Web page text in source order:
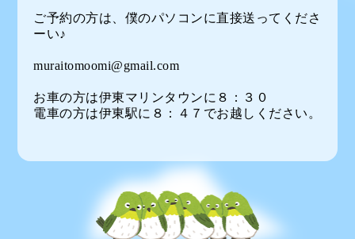
ご予約の方は、僕のパソコンに直接送ってくださ
ーい♪
muraitomoomi@gmail.com
お車の方は伊東マリンタウンに８：３０
電車の方は伊東駅に８：４７でお越しください。